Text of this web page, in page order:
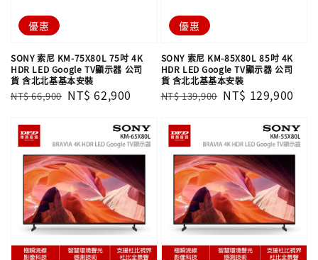
優惠
SONY 索尼 KM-75X80L 75吋 4K
HDR LED Google TV顯示器 公司
貨 含北北基基本安裝
Regular
NT$ 66,900 Sale
NT$ 62,900
優惠
SONY 索尼 KM-85X80L 85吋 4K
HDR LED Google TV顯示器 公司
貨 含北北基基本安裝
Regular
NT$ 139,900 Sale
NT$ 129,900